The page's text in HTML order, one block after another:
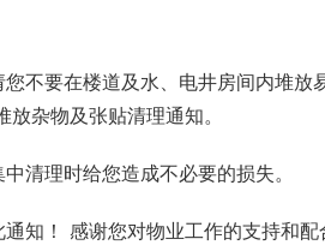
不要在楼道及水、电井房间内堆放
杂物及张贴清理通知。
清理时给您造成不必要的损失。
知！ 感谢您对物业工作的支持和配